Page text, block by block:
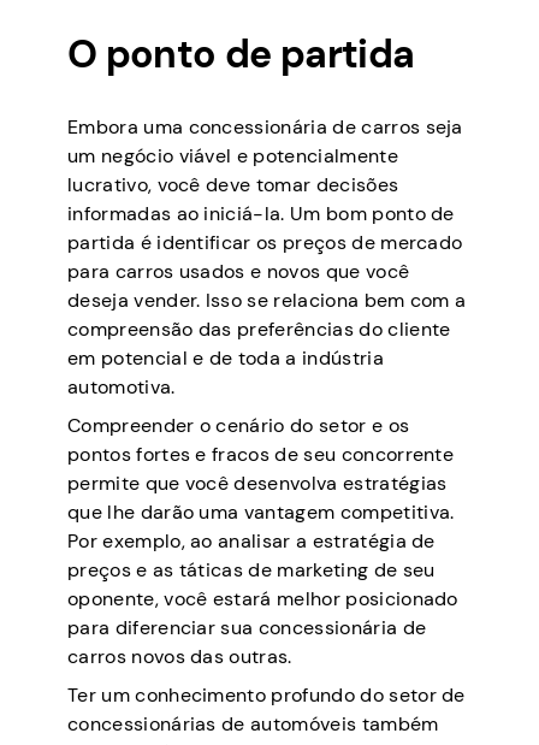
O ponto de partida
Embora uma concessionária de carros seja
um negócio viável e potencialmente
lucrativo, você deve tomar decisões
informadas ao iniciá-la. Um bom ponto de
partida é identificar os preços de mercado
para carros usados e novos que você
deseja vender. Isso se relaciona bem com a
compreensão das preferências do cliente
em potencial e de toda a indústria
automotiva.
Compreender o cenário do setor e os
pontos fortes e fracos de seu concorrente
permite que você desenvolva estratégias
que lhe darão uma vantagem competitiva.
Por exemplo, ao analisar a estratégia de
preços e as táticas de marketing de seu
oponente, você estará melhor posicionado
para diferenciar sua concessionária de
carros novos das outras.
Ter um conhecimento profundo do setor de
concessionárias de automóveis também